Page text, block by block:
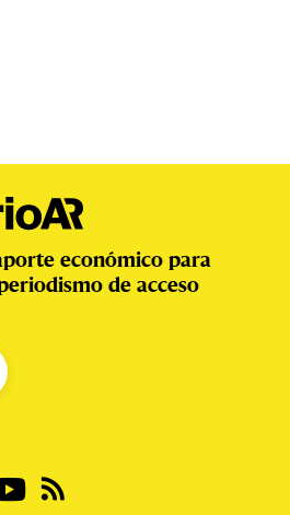
económico para
de acceso